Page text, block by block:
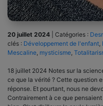
20 juillet 2024 Catégories :
clés : Développement de l'enfant,
Mescaline, mysticisme,
18 juillet 2024 Notes sur la
ce que la vérité ? Cette question
réponse. Et pourtant, nous ne
Contrairement à ce que